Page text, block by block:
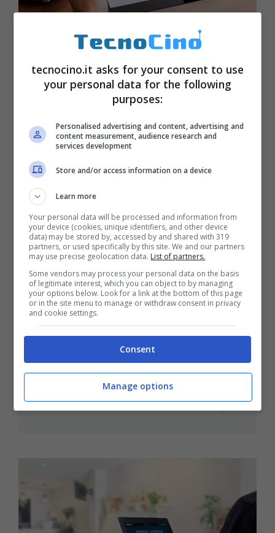
Non solo eBay e Vinted: ecco i
migliori siti per vendere online
Compra subito una sedia
tutti i benefici di cui non puoi fare a
tecnocino.it asks for your consent to use
your personal data for the following
purposes:
Personalised advertising and content, advertising and
content measurement, audience research and
services development
Store and/or access information on a device
Learn more
Your personal data will be processed and information from
your device (cookies, unique identifiers, and other device
data) may be stored by, accessed by and shared with 319
partners, or used specifically by this site. We and our partners
may use precise geolocation data. List of partners.
Some vendors may process your personal data on the basis
of legitimate interest, which you can object to by managing
your options below. Look for a link at the bottom of this page
or in the site menu to manage or withdraw consent in privacy
and cookie settings.
Consent
Manage options